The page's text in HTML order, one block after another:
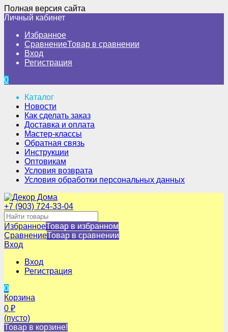
Полная версия сайта
Личный кабинет
Избранное
СравнениеТовар в сравнении
Вход
Регистрация
0
Каталог
Новости
Как сделать заказ
Доставка и оплата
Мастер-классы
Обратная связь
Инструкции
Оптовикам
Условия возврата
Условия обработки персональных данных
+7 (903) 724-33-04
ИзбранноеТовар в избранном
СравнениеТовар в сравнении
Вход
Вход
Регистрация
0
Корзина
0 ₽
(пусто)
Товар в корзине!